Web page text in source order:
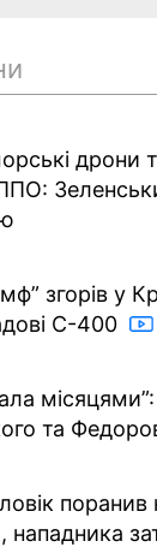
дрони
згорів у
С-400
та
нападника